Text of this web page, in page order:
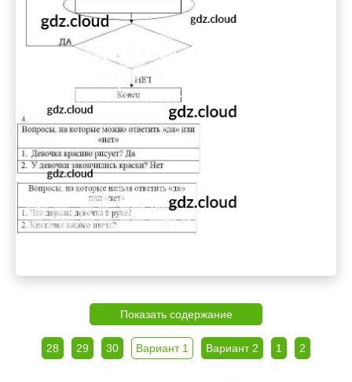
Показать содержание
28 29 30 Вариант 1 Вариант 2 1 2